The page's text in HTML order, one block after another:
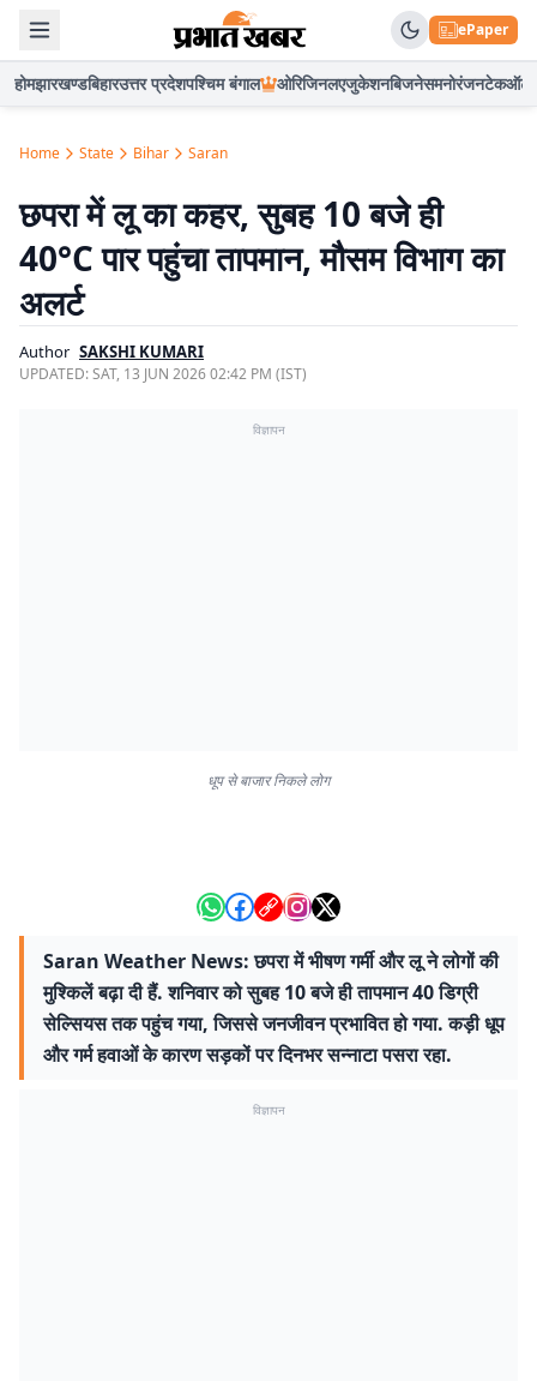
ePaper
होमझारखण्डबिहारउत्तर प्रदेशपश्चिम बंगाल ओरिजिनलएजुकेशनबिजनेसमनोरंजनटेकऑटो
Home State Bihar Saran
छपरा में लू का कहर, सुबह 10 बजे ही
40°C पार पहुंचा तापमान, मौसम विभाग का
अलर्ट
Author SAKSHI KUMARI
UPDATED:SAT, 13 JUN 2026 02:42 PM (IST)
विज्ञापन
धूप से बाजार निकले लोग
Saran Weather News: छपरा में भीषण गर्मी और लू ने लोगों की
मुश्किलें बढ़ा दी हैं. शनिवार को सुबह 10 बजे ही तापमान 40 डिग्री
सेल्सियस तक पहुंच गया, जिससे जनजीवन प्रभावित हो गया. कड़ी धूप
और गर्म हवाओं के कारण सड़कों पर दिनभर सन्नाटा पसरा रहा.
विज्ञापन